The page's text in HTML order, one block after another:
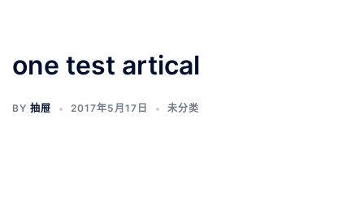
one test artical
BY 抽屉 2017年5月17日 未分类